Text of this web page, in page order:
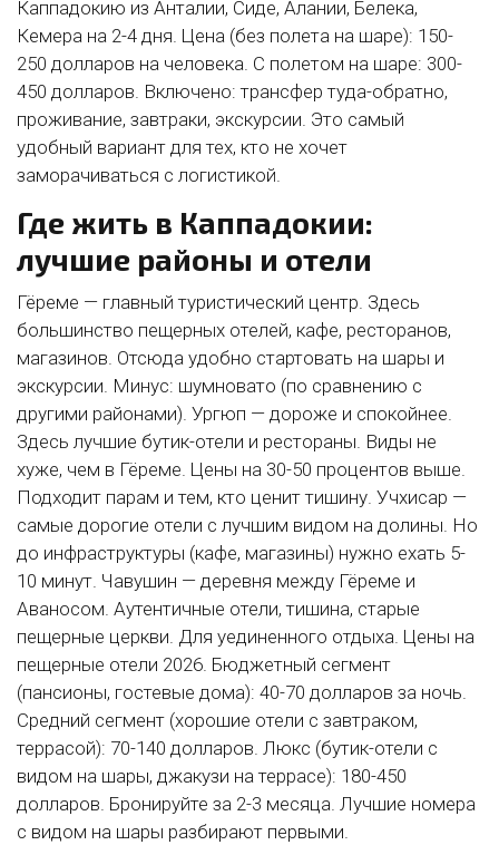
Каппадокию из Анталии, Сиде, Алании, Белека,
Кемера на 2-4 дня. Цена (без полета на шаре): 150-
250 долларов на человека. С полетом на шаре: 300-
450 долларов. Включено: трансфер туда-обратно,
проживание, завтраки, экскурсии. Это самый
удобный вариант для тех, кто не хочет
заморачиваться с логистикой.
Где жить в Каппадокии:
лучшие районы и отели
Гёреме — главный туристический центр. Здесь
большинство пещерных отелей, кафе, ресторанов,
магазинов. Отсюда удобно стартовать на шары и
экскурсии. Минус: шумновато (по сравнению с
другими районами). Ургюп — дороже и спокойнее.
Здесь лучшие бутик-отели и рестораны. Виды не
хуже, чем в Гёреме. Цены на 30-50 процентов выше.
Подходит парам и тем, кто ценит тишину. Учхисар —
самые дорогие отели с лучшим видом на долины. Но
до инфраструктуры (кафе, магазины) нужно ехать 5-
10 минут. Чавушин — деревня между Гёреме и
Аваносом. Аутентичные отели, тишина, старые
пещерные церкви. Для уединенного отдыха. Цены на
пещерные отели 2026. Бюджетный сегмент
(пансионы, гостевые дома): 40-70 долларов за ночь.
Средний сегмент (хорошие отели с завтраком,
террасой): 70-140 долларов. Люкс (бутик-отели с
видом на шары, джакузи на террасе): 180-450
долларов. Бронируйте за 2-3 месяца. Лучшие номера
с видом на шары разбирают первыми.